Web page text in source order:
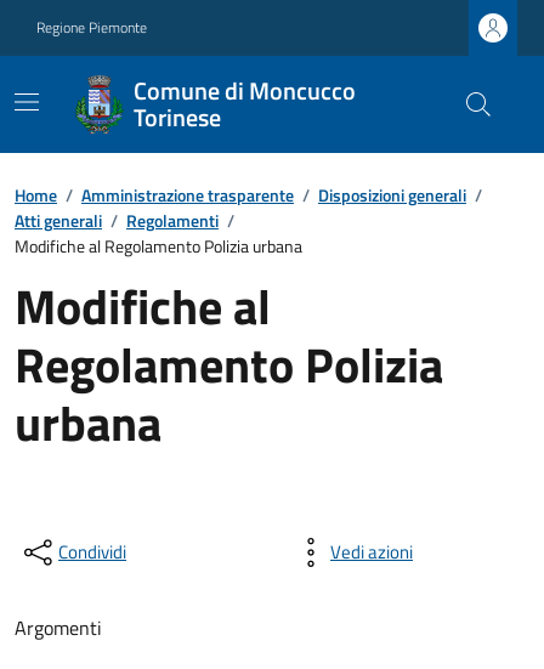
Regione Piemonte
Comune di Moncucco
Torinese
Home / Amministrazione trasparente / Disposizioni generali /
Atti generali / Regolamenti /
Modifiche al Regolamento Polizia urbana
Modifiche al
Regolamento Polizia
urbana
Condividi Vedi azioni
Argomenti